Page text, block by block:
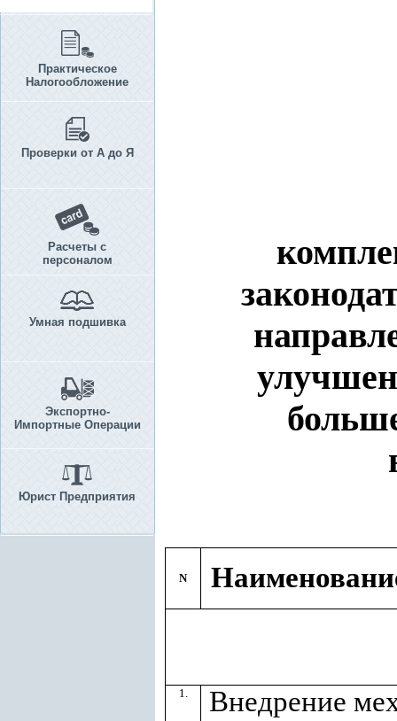
Практическое
Налогообложение
Проверки от А до Я
Расчеты с
персоналом
Умная подшивка
Экспортно-
Импортные Операции
Юрист Предприятия
N
1.
Внедрение